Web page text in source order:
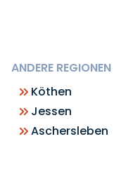
ANDERE REGIONEN
Köthen
Jessen
Aschersleben